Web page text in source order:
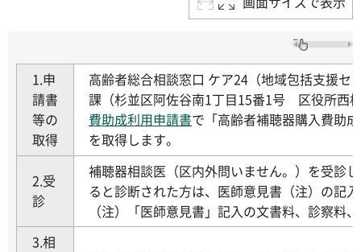
1.申
請書
等の
取得
高齢者総合相談窓口 ケア24（地域包括支援セ
課（杉並区阿佐谷南1丁目15番1号 区役所西
費助成利用申請書で「高齢者補聴器購入費助
を取得します。
2.受
診
補聴器相談医（区内外問いません。）を受診
ると診断された方は、医師意見書（注）の記
（注）「医師意見書」記入の文書料、診察料
3.相